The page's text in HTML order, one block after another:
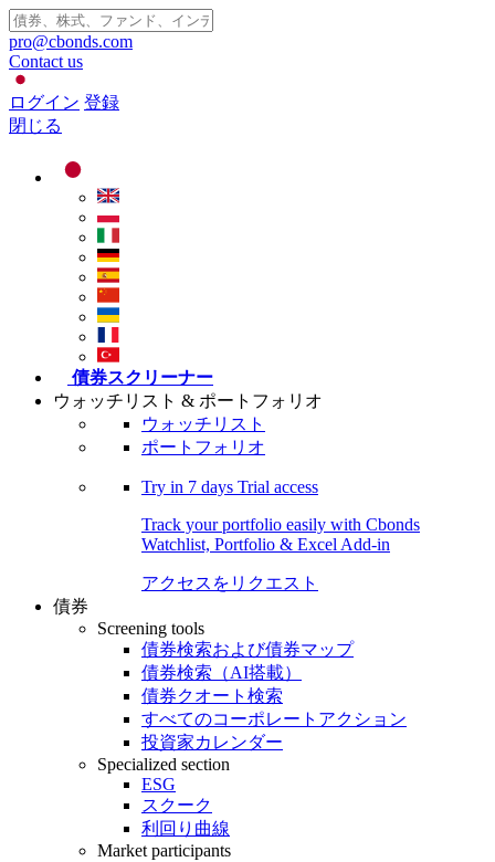
pro@cbonds.com
Contact us
ログイン 登録
閉じる
債券スクリーナー
ウォッチリスト & ポートフォリオ
ウォッチリスト
ポートフォリオ
Try in 7 days Trial access
Track your portfolio easily with Cbonds
Watchlist, Portfolio & Excel Add-in
アクセスをリクエスト
債券
Screening tools
債券検索および債券マップ
債券検索（AI搭載）
債券クオート検索
すべてのコーポレートアクション
投資家カレンダー
Specialized section
ESG
スクーク
利回り曲線
Market participants